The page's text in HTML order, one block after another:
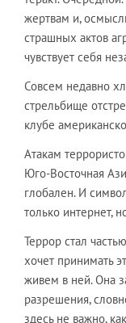
жертвам и,
страшных актов
чувствует себя
Совсем недавно
стрельбище
клубе
Атакам
Юго-Восточная
глобален. И
только интернет,
Террор стал
хочет принимать
живем в ней. Она
разрешения,
здесь не важно,